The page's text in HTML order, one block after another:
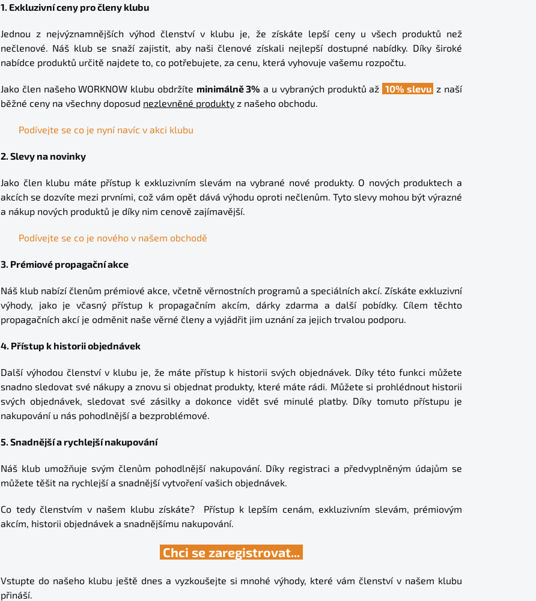
1. Exkluzivní ceny pro členy klubu
Jednou z nejvýznamnějších výhod členství v klubu je, že získáte lepší ceny u všech produktů než
nečlenové. Náš klub se snaží zajistit, aby naši členové získali nejlepší dostupné nabídky. Díky široké
nabídce produktů určitě najdete to, co potřebujete, za cenu, která vyhovuje vašemu rozpočtu.
Jako člen našeho WORKNOW klubu obdržíte minimálně 3% a u vybraných produktů až 10% slevu z naší
běžné ceny na všechny doposud nezlevněné produkty z našeho obchodu.
Podívejte se co je nyní navíc v akci klubu
2. Slevy na novinky
Jako člen klubu máte přístup k exkluzivním slevám na vybrané nové produkty. O nových produktech a
akcích se dozvíte mezi prvními, což vám opět dává výhodu oproti nečlenům. Tyto slevy mohou být výrazné
a nákup nových produktů je díky nim cenově zajímavější.
Podívejte se co je nového v našem obchodě
3. Prémiové propagační akce
Náš klub nabízí členům prémiové akce, včetně věrnostních programů a speciálních akcí. Získáte exkluzivní
výhody, jako je včasný přístup k propagačním akcím, dárky zdarma a další pobídky. Cílem těchto
propagačních akcí je odměnit naše věrné členy a vyjádřit jim uznání za jejich trvalou podporu.
4. Přístup k historii objednávek
Další výhodou členství v klubu je, že máte přístup k historii svých objednávek. Díky této funkci můžete
snadno sledovat své nákupy a znovu si objednat produkty, které máte rádi. Můžete si prohlédnout historii
svých objednávek, sledovat své zásilky a dokonce vidět své minulé platby. Díky tomuto přístupu je
nakupování u nás pohodlnější a bezproblémové.
5. Snadnější a rychlejší nakupování
Náš klub umožňuje svým členům pohodlnější nakupování. Díky registraci a předvyplněným údajům se
můžete těšit na rychlejší a snadnější vytvoření vašich objednávek.
Co tedy členstvím v našem klubu získáte? Přístup k lepším cenám, exkluzivním slevám, prémiovým
akcím, historii objednávek a snadnějšímu nakupování.
Chci se zaregistrovat...
Vstupte do našeho klubu ještě dnes a vyzkoušejte si mnohé výhody, které vám členství v našem klubu
přináší.